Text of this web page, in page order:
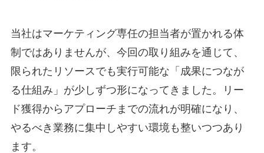
当社はマーケティング専任の担当者が置かれる体
制ではありませんが、今回の取り組みを通じて、
限られたリソースでも実行可能な「成果につなが
る仕組み」が少しずつ形になってきました。リー
ド獲得からアプローチまでの流れが明確になり、
やるべき業務に集中しやすい環境も整いつつあり
ます。